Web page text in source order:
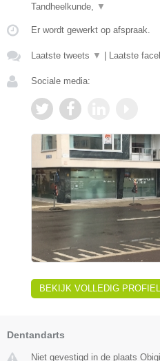
Tandheelkunde,
▼
Er wordt gewerkt op afspraak.
Laatste tweets ▼ Laatste
Sociale media:
BEKIJK VOLLEDIG PROFIEL
Dentandarts
Niet gevestigd in de plaats